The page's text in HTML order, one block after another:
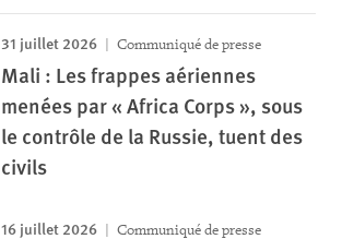
31 juillet 2026 Communiqué de presse
Mali : Les frappes aériennes
menées par « Africa Corps », sous
le contrôle de la Russie, tuent des
civils
16 juillet 2026 Communiqué de presse